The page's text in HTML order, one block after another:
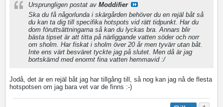
Ursprungligen postat av Moddifier
Ska du få någorlunda i skärgården behöver du en rejäl båt så
du kan ta dig till specifika hotspots vid rätt tidpunkt. Har du
dom föruttsättningarna så kan du lyckas bra. Annars blir
bästa tipset är att titta på närliggande vatten söder och norr
om sholm. Har fiskat i sholm över 20 år men tyvärr utan båt.
Inte ens värt besväret tyckte jag på slutet. Men då är jag
bortskämd med enormt fina vatten hemmavid :/
Jodå, det är en rejäl båt jag har tillgång till, så nog kan jag nå de flesta
hotspotsen om jag bara vet var de finns :-)